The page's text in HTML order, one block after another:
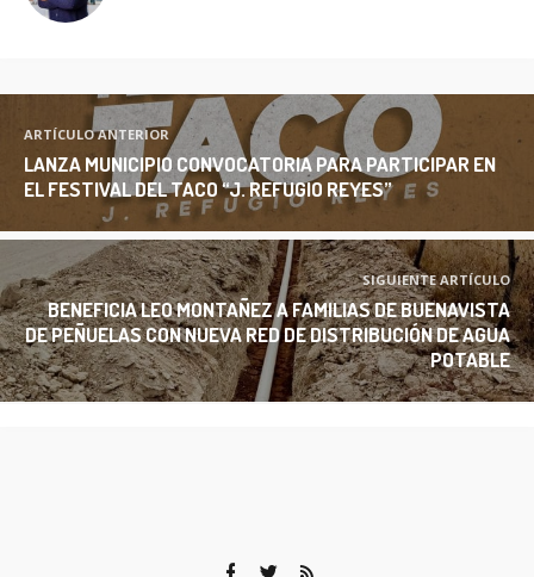
ARTÍCULO ANTERIOR
LANZA MUNICIPIO CONVOCATORIA PARA PARTICIPAR EN
EL FESTIVAL DEL TACO “J. REFUGIO REYES”
SIGUIENTE ARTÍCULO
BENEFICIA LEO MONTAÑEZ A FAMILIAS DE BUENAVISTA
DE PEÑUELAS CON NUEVA RED DE DISTRIBUCIÓN DE AGUA
POTABLE